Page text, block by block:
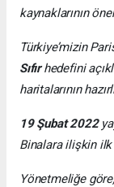
kaynaklarının
Türkiye’mizin
Sıfırhedefini
haritalarının
19 Şubat 2022
Binalara ilişkin ilk
Yönetmeliğe